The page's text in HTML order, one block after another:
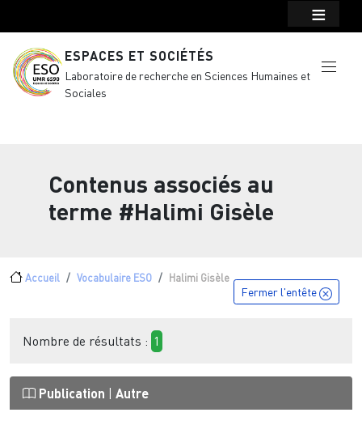
ESPACES ET SOCIÉTÉS
Laboratoire de recherche en Sciences Humaines et
Sociales
Contenus associés au
terme #Halimi Gisèle
Fil d'Ariane
Accueil Vocabulaire ESO Halimi Gisèle
Fermer l'entête
Nombre de résultats : 1
Publication Autre